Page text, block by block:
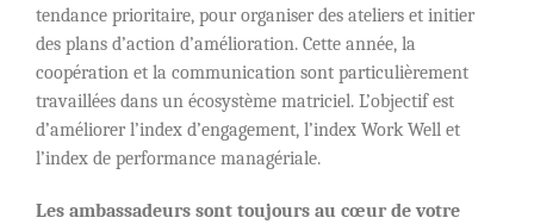
tendance prioritaire, pour organiser des ateliers et initier
des plans d’action d’amélioration. Cette année, la
coopération et la communication sont particulièrement
travaillées dans un écosystème matriciel. L’objectif est
d’améliorer l’index d’engagement, l’index Work Well et
l’index de performance managériale.
Les ambassadeurs sont toujours au cœur de votre